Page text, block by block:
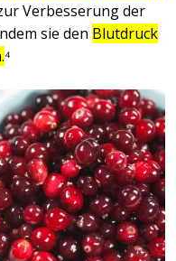
Verbesserung der
sie den Blutdruck
⁴